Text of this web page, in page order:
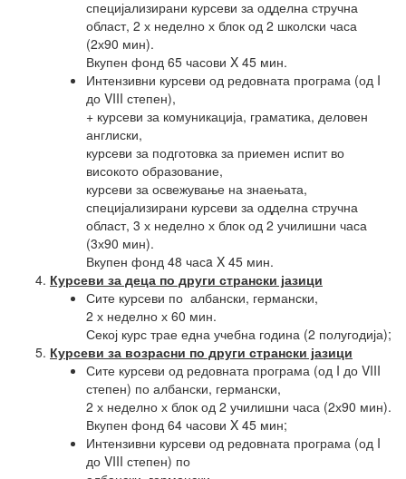
специјализирани курсеви за одделна стручна
област, 2 х неделно х блок од 2 школски часа
(2х90 мин).
Вкупен фонд 65 часови X 45 мин.
Интензивни курсеви од редовната програма (од I
до VIII степен),
+ курсеви за комуникација, граматика, деловен
англиски,
курсеви за подготовка за приемен испит во
високото образование,
курсеви за освежување на знаењата,
специјализирани курсеви за одделна стручна
област, 3 х неделно х блок од 2 училишни часа
(3х90 мин).
Вкупен фонд 48 часa X 45 мин.
Курсеви за деца по други странски јазици
Сите курсеви по албански, германски,
2 х неделно х 60 мин.
Секој курс трае една учебна година (2 полугодија);
Курсеви за возрасни по други странски јазици
Сите курсеви од редовната програма (од I до VIII
степен) по албански, германски,
2 х неделно х блок од 2 училишни часа (2х90 мин).
Вкупен фонд 64 часови X 45 мин;
Интензивни курсеви од редовната програма (од I
до VIII степен) по